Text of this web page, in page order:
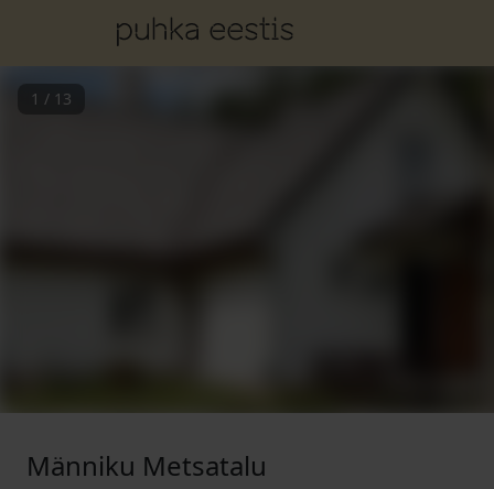
1 / 13
Männiku Metsatalu